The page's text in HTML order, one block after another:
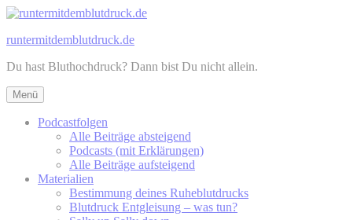
Zum
springen
runtermitdemblutdruck.de
Du hast Bluthochdruck? Dann bist Du nicht allein.
Menü
Podcastfolgen
Alle Beiträge absteigend
Podcasts (mit Erklärungen)
Alle Beiträge aufsteigend
Materialien
Bestimmung deines Ruheblutdrucks
Blutdruck Entgleisung – was tun?